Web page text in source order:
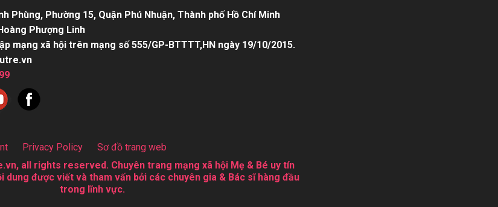
Phùng, Phường 15, Quận Phú Nhuận, Thành phố Hồ Chí Minh
Phượng Linh
mạng xã hội trên mạng số 555/GP-BTTTT,HN ngày 19/10/2015.
Privacy Policy
Sơ đồ trang web
all rights reserved. Chuyên trang mạng xã hội Mẹ & Bé uy tín
dung được viết và tham vấn bởi các chuyên gia & Bác sĩ hàng đầu
trong lĩnh vực.